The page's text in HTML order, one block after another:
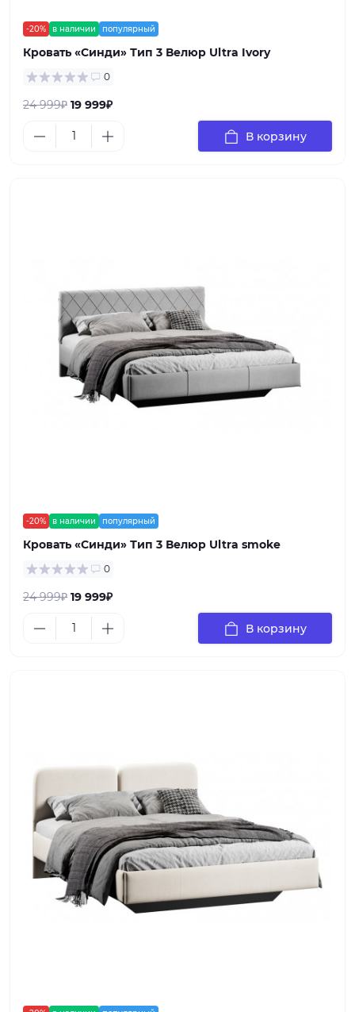
-20% в наличии популярный
Кровать «Синди» Тип 3 Велюр Ultra Ivory
0
24 999₽ 19 999₽
В корзину
-20% в наличии популярный
Кровать «Синди» Тип 3 Велюр Ultra smoke
0
24 999₽ 19 999₽
В корзину